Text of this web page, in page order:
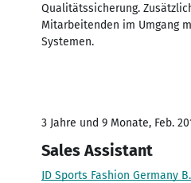
Qualitätssicherung.
Mitarbeitenden im Umgang
Systemen.
3 Jahre und 9 Monate, Feb.
Sales Assistant
JD Sports Fashion Germany